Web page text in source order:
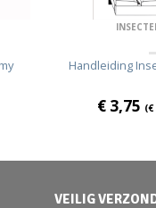
Handleiding
€ 3,75 (€
VEILIG